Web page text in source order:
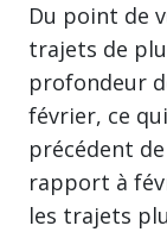
Du point de
trajets de
profondeur
février, ce
précédent
rapport à
les trajets